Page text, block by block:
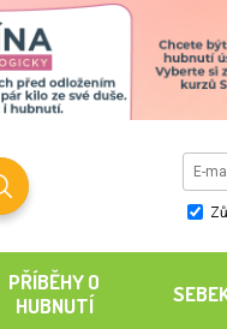
PŘÍBĚHY O
HUBNUTÍ